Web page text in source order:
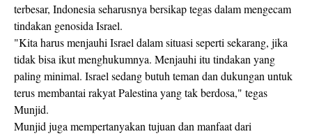
terbesar, Indonesia seharusnya bersikap tegas dalam mengecam
tindakan genosida Israel.
"Kita harus menjauhi Israel dalam situasi seperti sekarang, jika
tidak bisa ikut menghukumnya. Menjauhi itu tindakan yang
paling minimal. Israel sedang butuh teman dan dukungan untuk
terus membantai rakyat Palestina yang tak berdosa," tegas
Munjid.
Munjid juga mempertanyakan tujuan dan manfaat dari